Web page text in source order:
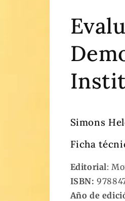
Simons
Ficha
Editorial:
ISBN:
Año de